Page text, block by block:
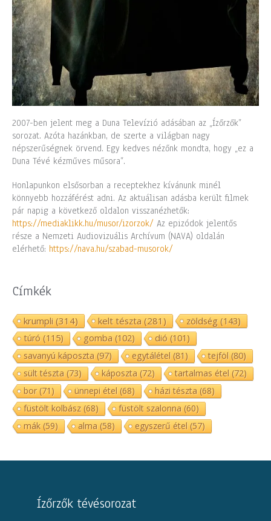
2007-ben jelent meg a Duna Televízió adásában az „Ízőrzők”
sorozat. Azóta hazánkban, de szerte a világban nagy
népszerűségnek örvend. Egy kedves nézőnk mondta, hogy „ez a
Duna Tévé kézműves műsora”.
Honlapunkon elsősorban a receptekhez kívánunk minél
könnyebb hozzáférést adni. Az aktuálisan adásba került filmek
pár napig a következő oldalon visszanézhetők:
https://mediaklikk.hu/musor/izorzok/ Az epizódok jelentős
része a Nemzeti Audiovizuális Archívum (NAVA) oldalán
elérhető: https://nava.hu/szabad-musorok/
Címkék
krumpli(314) kelt tészta(281) zöldség(143)
túró (115) gomba (102) dió (101)
savanyú káposzta (97) egytálétel (81) tejföl (80)
sült tészta (73) káposzta (72) tartalmas étel (72)
bor(71) ünnepi étel (68) házi tészta (68)
füstölt kolbász(68) füstölt szalonna (60)
mák(59) alma (58) egyszerű étel (57)
Ízőrzők tévésorozat